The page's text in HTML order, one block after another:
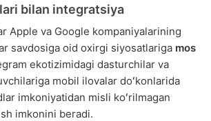
bilan integratsiya
Apple va Google kompaniyalarining
savdosiga oid oxirgi siyosatlariga mos
ekotizimidagi dasturchilar va
mobil ilovalar doʻkonlarida
imkoniyatidan misli koʻrilmagan
imkonini beradi.